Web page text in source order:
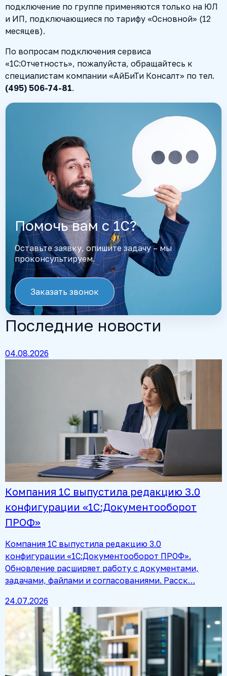
подключение по группе применяются только на ЮЛ
и ИП, подключающиеся по тарифу «Основной» (12
месяцев).
По вопросам подключения сервиса
«1С:Отчетность», пожалуйста, обращайтесь к
специалистам компании «АйБиТи Консалт» по тел.
(495) 506-74-81.
Помочь вам с 1С?
Оставьте заявку, опишите задачу – мы
проконсультируем.
Заказать звонок
Последние новости
04.08.2026
Компания 1С выпустила редакцию 3.0
конфигурации «1С:Документооборот
ПРОФ»
Компания 1С выпустила редакцию 3.0
конфигурации «1С:Документооборот ПРОФ».
Обновление расширяет работу с документами,
задачами, файлами и согласованиями. Расск…
24.07.2026